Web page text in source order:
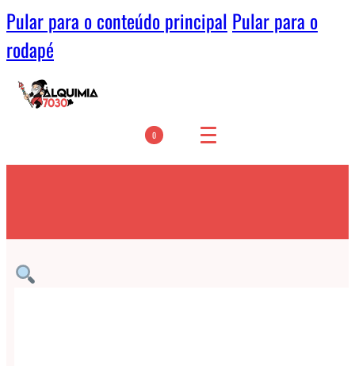
Pular para o conteúdo principal Pular para o
rodapé
0